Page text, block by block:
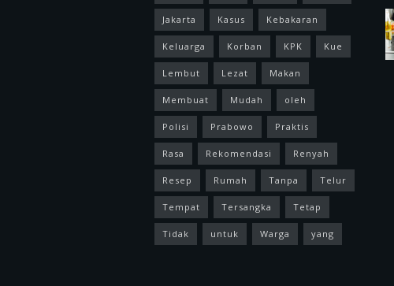
Jakarta Kasus Kebakaran
Keluarga Korban KPK Kue
Lembut Lezat Makan
Membuat Mudah oleh
Polisi Prabowo Praktis
Rasa Rekomendasi Renyah
Resep Rumah Tanpa Telur
Tempat Tersangka Tetap
Tidak untuk Warga yang